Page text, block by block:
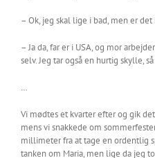
– Ok, jeg skal lige i bad, men er
– Ja da, far er i USA, og mor
selv. Jeg tar også en hurtig skylle, så
…
Vi mødtes et kvarter efter og gik
mens vi snakkede om
millimeter fra at tage en ordentlig
tanken om Maria, men lige da jeg